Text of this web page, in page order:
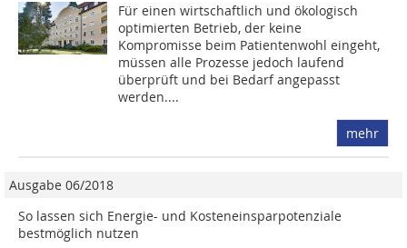
Für einen wirtschaftlich und ökologisch
optimierten Betrieb, der keine
Kompromisse beim Patientenwohl eingeht,
müssen alle Prozesse jedoch laufend
überprüft und bei Bedarf angepasst
werden....
mehr
Ausgabe 06/2018
So lassen sich Energie- und Kosteneinsparpotenziale
bestmöglich nutzen